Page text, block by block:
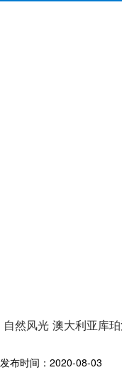
自然风光 澳大利亚库
发布时间：2020-08-03